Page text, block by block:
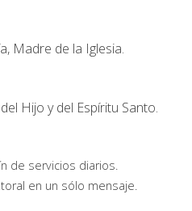
Madre de la Iglesia.
Hijo y del Espíritu Santo.
de servicios diarios.
en un sólo mensaje.